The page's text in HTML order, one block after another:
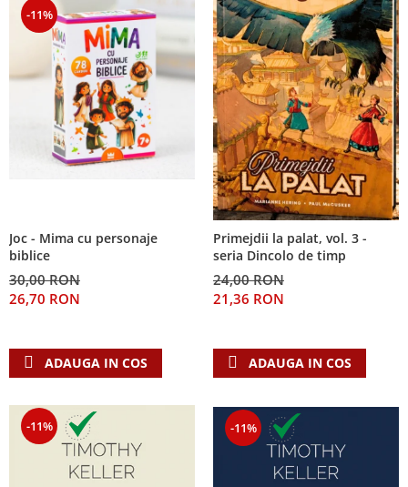
-11%
Joc - Mima cu personaje
biblice
30,00 RON
26,70 RON
ADAUGA IN COS
Primejdii la palat, vol. 3 -
seria Dincolo de timp
24,00 RON
21,36 RON
ADAUGA IN COS
-11% -11%